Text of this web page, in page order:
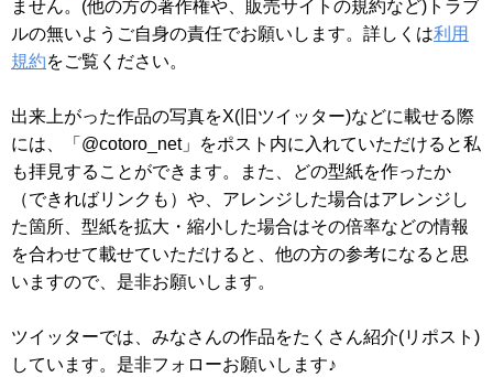
ません。(他の方の著作権や、販売サイトの規約など)トラブ
ルの無いようご自身の責任でお願いします。詳しくは利用
規約をご覧ください。
出来上がった作品の写真をX(旧ツイッター)などに載せる際
には、「@cotoro_net」をポスト内に入れていただけると私
も拝見することができます。また、どの型紙を作ったか
（できればリンクも）や、アレンジした場合はアレンジし
た箇所、型紙を拡大・縮小した場合はその倍率などの情報
を合わせて載せていただけると、他の方の参考になると思
いますので、是非お願いします。
ツイッターでは、みなさんの作品をたくさん紹介(リポスト)
しています。是非フォローお願いします♪